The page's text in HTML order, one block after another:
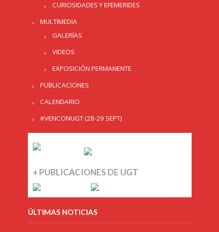
CURIOSIDADES Y EFEMERIDES
MULTIMEDIA
GALERÍAS
VIDEOS
EXPOSICIÓN PERMANENTE
PUBLICACIONES
CALENDARIO
#VENCONUGT (28-29 SEPT)
+ PUBLICACIONES DE UGT
ÚLTIMAS NOTICIAS